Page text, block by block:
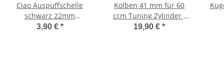
Ciao Auspuffschelle
schwarz 22mm
Anschluß massive
3,90 € *
Kolben 41 mm für 60
ccm Tuning Zylinder -
Kolbenbolzen12 mm
19,90 € *